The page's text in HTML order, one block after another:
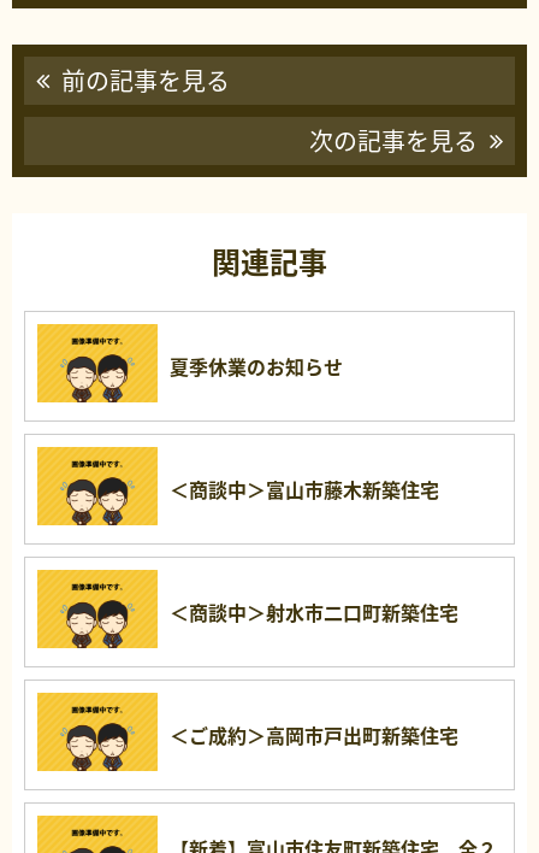
前の記事を見る
次の記事を見る
関連記事
夏季休業のお知らせ
＜商談中＞富山市藤木新築住宅
＜商談中＞射水市二口町新築住宅
＜ご成約＞高岡市戸出町新築住宅